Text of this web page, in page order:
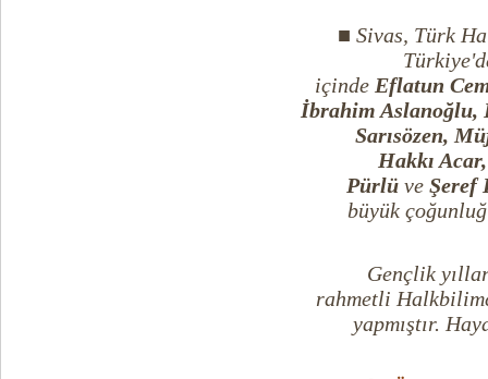
■ Sivas, Türk
içinde Eflatun
İbrahim Aslanoğlu,
Sarısözen,
Hakkı
Pürlü ve Şeref
büyük
Gençlik
rahmetli
yapmıştır.